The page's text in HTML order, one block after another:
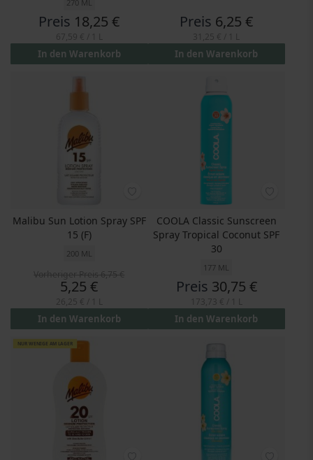
270 ML
Preis 18,25 €
In den Warenkorb
Preis 6,25 €
In den Warenkorb
Malibu Sun Lotion Spray SPF
15 (F)
200 ML
Preis
5,25 €
In den Warenkorb
COOLA Classic Sunscreen
Spray Tropical Coconut SPF
30
177 ML
Preis 30,75 €
In den Warenkorb
NUR WENIGE AM LAGER